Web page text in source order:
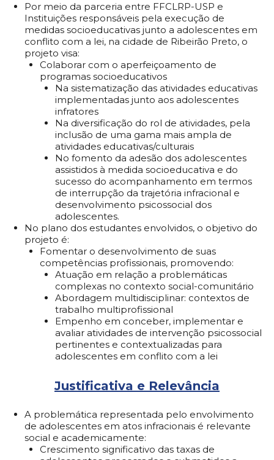
Por meio da parceria entre FFCLRP-USP e
Instituições responsáveis pela execução de
medidas socioeducativas junto a adolescentes em
conflito com a lei, na cidade de Ribeirão Preto, o
projeto visa:
Colaborar com o aperfeiçoamento de
programas socioeducativos
Na sistematização das atividades educativas
implementadas junto aos adolescentes
infratores
Na diversificação do rol de atividades, pela
inclusão de uma gama mais ampla de
atividades educativas/culturais
No fomento da adesão dos adolescentes
assistidos à medida socioeducativa e do
sucesso do acompanhamento em termos
de interrupção da trajetória infracional e
desenvolvimento psicossocial dos
adolescentes.
No plano dos estudantes envolvidos, o objetivo do
projeto é:
Fomentar o desenvolvimento de suas
competências profissionais, promovendo:
Atuação em relação a problemáticas
complexas no contexto social-comunitário
Abordagem multidisciplinar: contextos de
trabalho multiprofissional
Empenho em conceber, implementar e
avaliar atividades de intervenção psicossocial
pertinentes e contextualizadas para
adolescentes em conflito com a lei
Justificativa e Relevância
A problemática representada pelo envolvimento
de adolescentes em atos infracionais é relevante
social e academicamente:
Crescimento significativo das taxas de